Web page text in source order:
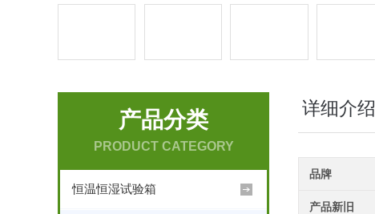
产品分类
PRODUCT CATEGORY
恒温恒湿试验箱
详细介绍
品牌
产品新旧